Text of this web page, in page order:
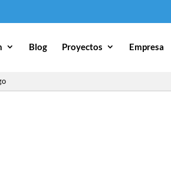
Blog Proyectos Empresa